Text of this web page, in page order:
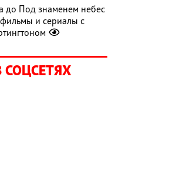
до Под знаменем небес
и сериалы с